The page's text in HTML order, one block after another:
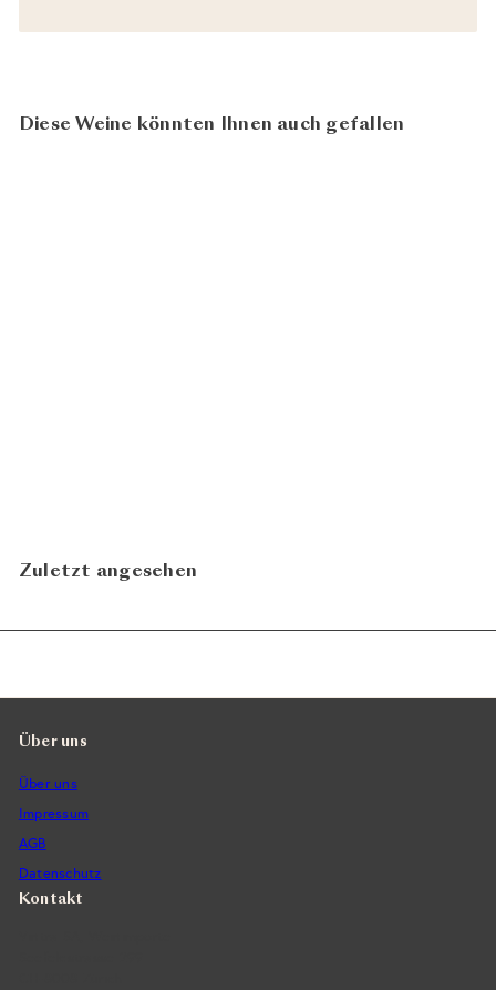
Diese Weine könnten Ihnen auch gefallen
Zuletzt angesehen
Über uns
Über uns
Impressum
AGB
Datenschutz
Kontakt